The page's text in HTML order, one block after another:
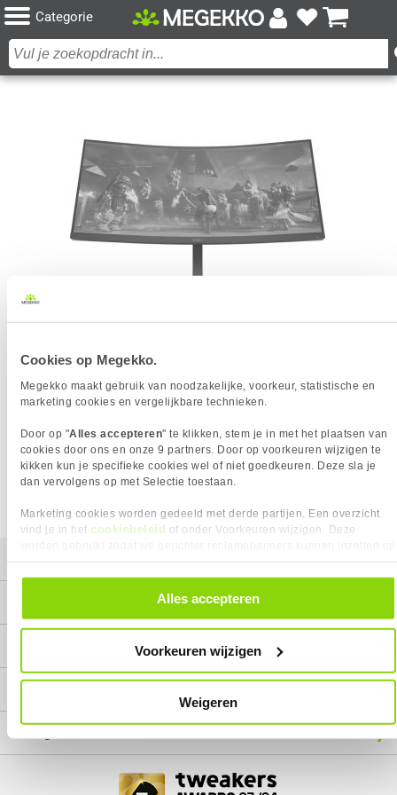
Cookies op Megekko.
Megekko maakt gebruik van noodzakelijke, voorkeur, statistische en
marketing cookies en vergelijkbare technieken.
Door op "Alles accepteren" te klikken, stem je in met het plaatsen van
cookies door ons en onze 9 partners. Door op voorkeuren wijzigen te
kikken kun je specifieke cookies wel of niet goedkeuren. Deze sla je
dan vervolgens op met Selectie toestaan.
Marketing cookies worden gedeeld met derde partijen. Een overzicht
vind je in het cookiebeleid of onder Voorkeuren wijzigen. Deze
alle cookies. Je kunt je gegeven toestemming altijd intrekken, dit doe je
door in de footer van onze website te klikken op ‘Cookievoorkeuren’
Alles accepteren
Voorkeuren wijzigen
Weigeren
Categorie
HP OMEN 34C 34" WIDE QUAD HD 165HZ CURVED
VA GAMING MONITOR
Het product dat je zocht is helaas niet meer beschikbaar.
Wij doen ons uiterste best om al onze producten zo lang
mogelijk leverbaar te houden.
Helaas is dit product op dit
moment bij geen van onze leveranciers leverbaar.
We helpen je graag met een ander product uit de categorie